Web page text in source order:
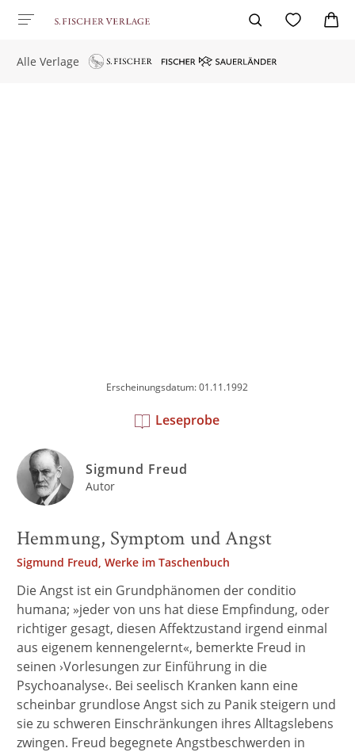
Alle Verlage
Erscheinungsdatum: 01.11.1992
Leseprobe
Sigmund Freud
Autor
Hemmung, Symptom und Angst
Sigmund Freud, Werke im Taschenbuch
Die Angst ist ein Grundphänomen der conditio
humana; »jeder von uns hat diese Empfindung, oder
richtiger gesagt, diesen Affektzustand irgend einmal
aus eigenem kennengelernt«, bemerkte Freud in
seinen ›Vorlesungen zur Einführung in die
Psychoanalyse‹. Bei seelisch Kranken kann eine
scheinbar grundlose Angst sich zu Panik steigern und
sie zu schweren Einschränkungen ihres Alltagslebens
zwingen. Freud begegnete Angstbeschwerden in